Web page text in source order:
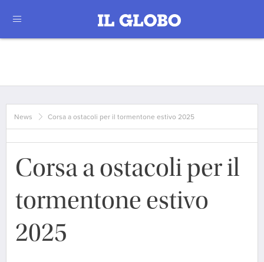
News Corsa a ostacoli per il tormentone estivo 2025
Corsa a ostacoli per il
tormentone estivo
2025